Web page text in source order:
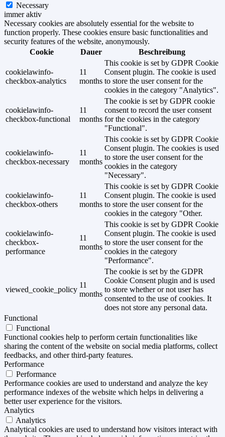
Necessary
immer aktiv
Necessary cookies are absolutely essential for the website to
function properly. These cookies ensure basic functionalities and
security features of the website, anonymously.
Cookie
Dauer Beschreibung
cookielawinfo-
checkbox-analytics
11
months
This cookie is set by GDPR Cookie
Consent plugin. The cookie is used
to store the user consent for the
cookies in the category "Analytics".
cookielawinfo-
checkbox-functional
11
months
The cookie is set by GDPR cookie
consent to record the user consent
for the cookies in the category
"Functional".
cookielawinfo-
checkbox-necessary
11
months
This cookie is set by GDPR Cookie
Consent plugin. The cookies is used
to store the user consent for the
cookies in the category
"Necessary".
cookielawinfo-
checkbox-others
11
months
This cookie is set by GDPR Cookie
Consent plugin. The cookie is used
to store the user consent for the
cookies in the category "Other.
cookielawinfo-
checkbox-
performance
11
months
This cookie is set by GDPR Cookie
Consent plugin. The cookie is used
to store the user consent for the
cookies in the category
"Performance".
viewed_cookie_policy
11
months
The cookie is set by the GDPR
Cookie Consent plugin and is used
to store whether or not user has
consented to the use of cookies. It
does not store any personal data.
Functional
Functional
Functional cookies help to perform certain functionalities like
sharing the content of the website on social media platforms, collect
feedbacks, and other third-party features.
Performance
Performance
Performance cookies are used to understand and analyze the key
performance indexes of the website which helps in delivering a
better user experience for the visitors.
Analytics
Analytics
Analytical cookies are used to understand how visitors interact with